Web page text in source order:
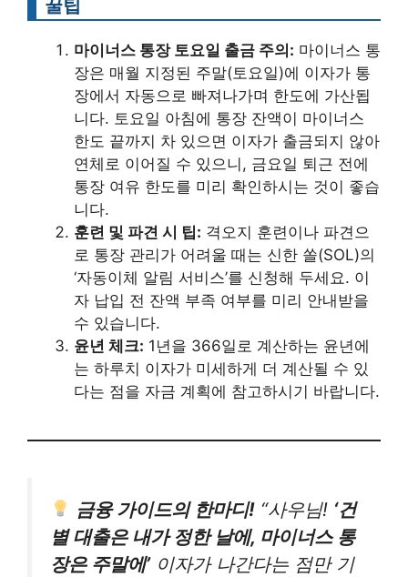
꿀팁
마이너스 통장 토요일 출금 주의: 마이너스 통
장은 매월 지정된 주말(토요일)에 이자가 통
장에서 자동으로 빠져나가며 한도에 가산됩
니다. 토요일 아침에 통장 잔액이 마이너스
한도 끝까지 차 있으면 이자가 출금되지 않아
연체로 이어질 수 있으니, 금요일 퇴근 전에
통장 여유 한도를 미리 확인하시는 것이 좋습
니다.
훈련 및 파견 시 팁: 격오지 훈련이나 파견으
로 통장 관리가 어려울 때는 신한 쏠(SOL)의
‘자동이체 알림 서비스’를 신청해 두세요. 이
자 납입 전 잔액 부족 여부를 미리 안내받을
수 있습니다.
윤년 체크: 1년을 366일로 계산하는 윤년에
는 하루치 이자가 미세하게 더 계산될 수 있
다는 점을 자금 계획에 참고하시기 바랍니다.
금융 가이드의 한마디! “사우님! ‘건
별 대출은 내가 정한 날에, 마이너스 통
장은 주말에’이자가 나간다는 점만 기